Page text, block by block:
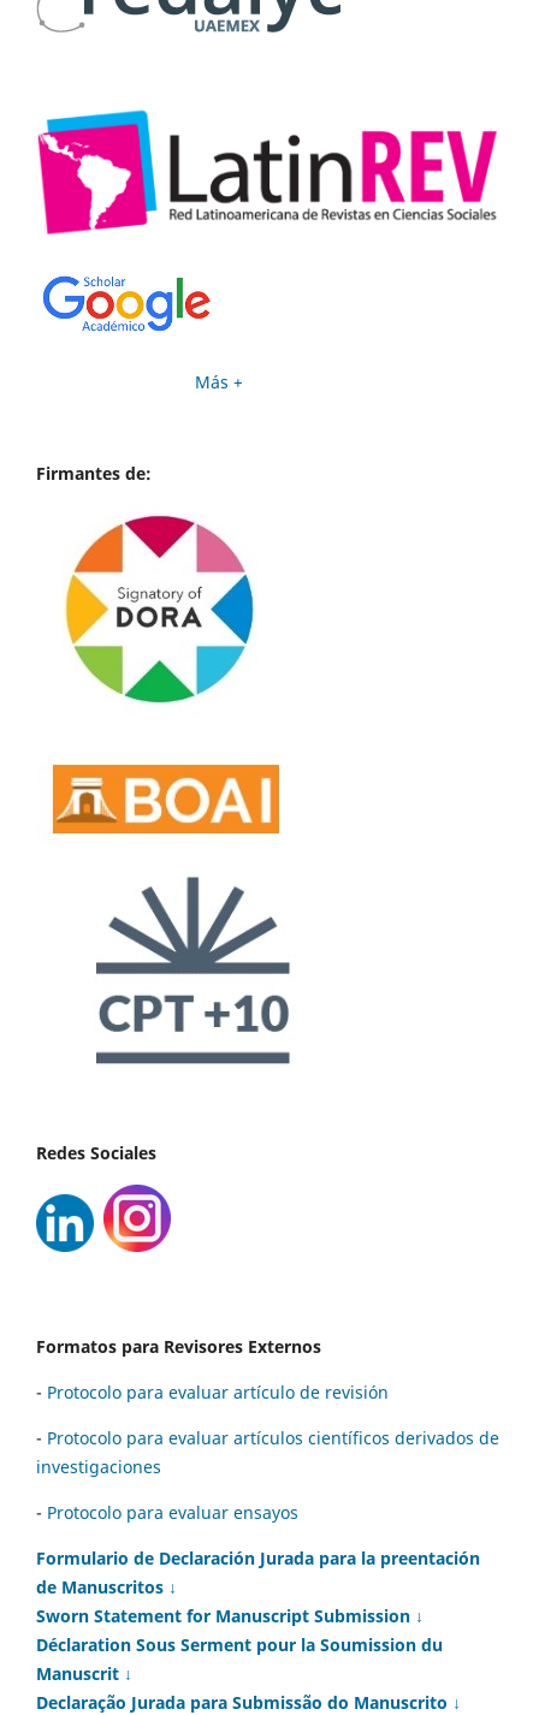
Más +
Firmantes de:
Redes Sociales
Formatos para Revisores Externos
- Protocolo para evaluar artículo de revisión
- Protocolo para evaluar artículos científicos derivados de
investigaciones
- Protocolo para evaluar ensayos
Formulario de Declaración Jurada para la preentación
de Manuscritos ↓
Sworn Statement for Manuscript Submission ↓
Déclaration Sous Serment pour la Soumission du
Manuscrit ↓
Declaração Jurada para Submissão do Manuscrito ↓